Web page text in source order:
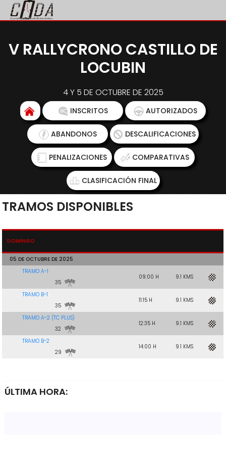
V RALLYCRONO CASTILLO DE
LOCUBIN
4 Y 5 DE OCTUBRE DE 2025
INSCRITOS AUTORIZADOS
ABANDONOS DESCALIFICACIONES
PENALIZACIONES COMPARATIVAS
CLASIFICACIÓN FINAL
TRAMOS DISPONIBLES
DOMINGO
05 DE OCTUBRE DE 2025
TRAMO A-1
35
09:00 H 9.1 KMS
TRAMO B-1
35
11:15 H 9.1 KMS
TRAMO A-2 (TC PLUS)
32
12:35 H 9.1 KMS
TRAMO B-2
29
14:00 H 9.1 KMS
ÚLTIMA HORA: